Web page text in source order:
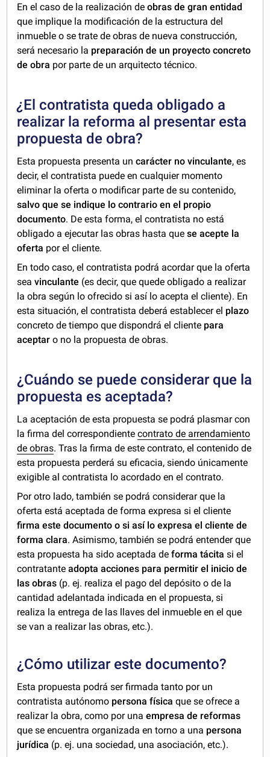
En el caso de la realización deobras de gran entidad
que implique la modificación de la estructura del
inmueble o se trate de obras de nueva construcción,
será necesario la preparación de un proyecto concreto
de obra por parte de un arquitecto técnico.
¿El contratista queda obligado a
realizar la reforma al presentar esta
propuesta de obra?
Esta propuesta presenta uncarácter no vinculante, es
decir, el contratista puede en cualquier momento
eliminar la oferta o modificar parte de su contenido,
salvo que se indique lo contrario en el propio
documento. De esta forma, el contratista no está
obligado a ejecutar las obras hasta quese acepte la
oferta por el cliente.
En todo caso, el contratista podrá acordar que la oferta
seavinculante (es decir, que quede obligado a realizar
la obra según lo ofrecido si así lo acepta el cliente). En
esta situación, el contratista deberá establecer el plazo
concreto de tiempo que dispondrá el cliente para
aceptar o no la propuesta de obras.
¿Cuándo se puede considerar que la
propuesta es aceptada?
La aceptación de esta propuesta se podrá plasmar con
la firma del correspondientecontrato de arrendamiento
de obras. Tras la firma de este contrato, el contenido de
esta propuesta perderá su eficacia, siendo únicamente
exigible al contratista lo acordado en el contrato.
Por otro lado, también se podrá considerar que la
oferta está aceptada de forma expresa si el cliente
firma este documento o si así lo expresa el cliente de
forma clara. Asimismo, también se podrá entender que
esta propuesta ha sido aceptada deforma tácita si el
contratanteadopta acciones para permitir el inicio de
las obras (p. ej. realiza el pago del depósito o de la
cantidad adelantada indicada en el propuesta, si
realiza la entrega de las llaves del inmueble en el que
se van a realizar las obras, etc.).
¿Cómo utilizar este documento?
Esta propuesta podrá ser firmada tanto por un
contratista autónomo persona física que se ofrece a
realizar la obra, como por unaempresa de reformas
que se encuentra organizada en torno a una persona
jurídica (p. ej. una sociedad, una asociación, etc.).